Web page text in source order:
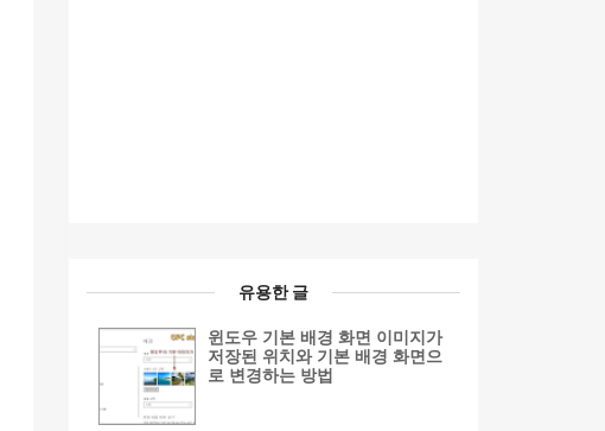
유용한 글
윈도우 기본 배경 화면 이미지가
저장된 위치와 기본 배경 화면으
로 변경하는 방법